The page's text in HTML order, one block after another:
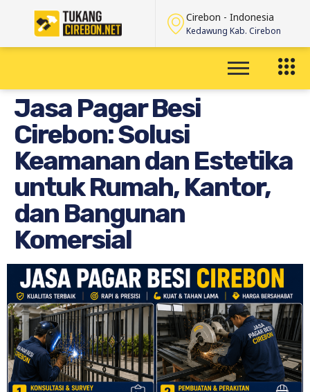
Cirebon - Indonesia
Kedawung Kab. Cirebon
Jasa Pagar Besi
Cirebon: Solusi
Keamanan dan Estetika
untuk Rumah, Kantor,
dan Bangunan
Komersial